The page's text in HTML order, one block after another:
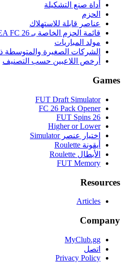
أداة صنع التشكيلة
الحزم
عناصر قابلة للاستهلاك
قائمة الحزم الخاصة بـ EA FC 26
مولد المباريات
الشركات الصغيرة والمتوسطة
أرخص اللاعبين حسب التصنيف
Games
FUT Draft Simulator
FC 26 Pack Opener
FUT Spins 26
Higher or Lower
اختيار عنصر Simulator
أيقونة Roulette
الأبطال Roulette
FUT Memory
Resources
Articles
Company
MyClub.gg
اتصل
Privacy Policy